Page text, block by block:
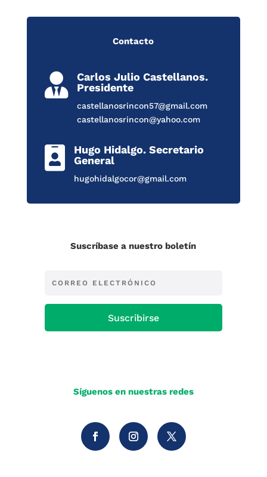
Contacto

Carlos Julio Castellanos.
Presidente
castellanosrincon57@gmail.com
castellanosrincon@yahoo.com

Hugo Hidalgo. Secretario
General
hugohidalgocor@gmail.com
Suscríbase a nuestro boletín
Suscribirse
Síguenos en nuestras redes